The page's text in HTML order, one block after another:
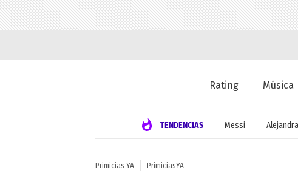
Rating Música
TENDENCIAS Messi
Primicias YA PrimiciasYA